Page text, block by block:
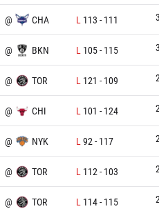
@ CHA L 113 - 111
@ BKN L 105- 115
@ TOR L 121 - 109
@ CHI L 101 - 124
@ NYK L 92 - 117
@ TOR L 112 - 103
@ TOR L 114- 115